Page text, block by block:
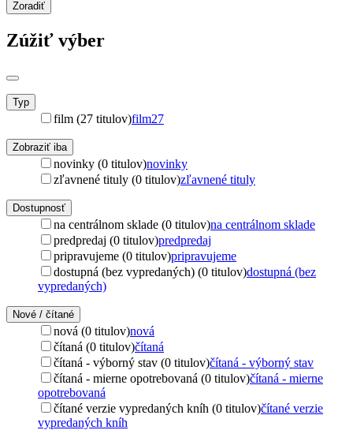
Zoradiť
Zúžiť výber
Typ
film (27 titulov)film27
Zobraziť iba
novinky (0 titulov)novinky
zľavnené tituly (0 titulov)zľavnené tituly
Dostupnosť
na centrálnom sklade (0 titulov)na centrálnom sklade
predpredaj (0 titulov)predpredaj
pripravujeme (0 titulov)pripravujeme
dostupná (bez vypredaných) (0 titulov)dostupná (bez
vypredaných)
Nové / čítané
nová (0 titulov)nová
čítaná (0 titulov)čítaná
čítaná - výborný stav (0 titulov)čítaná - výborný stav
čítaná - mierne opotrebovaná (0 titulov)čítaná - mierne
opotrebovaná
čítané verzie vypredaných kníh (0 titulov)čítané verzie
vypredaných kníh